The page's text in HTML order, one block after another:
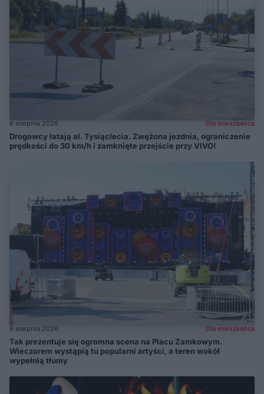
8 sierpnia 2026 Dla mieszkańca
Drogowcy łatają al. Tysiąclecia. Zwężona jezdnia, ograniczenie
prędkości do 30 km/h i zamknięte przejście przy VIVO!
8 sierpnia 2026 Dla mieszkańca
Tak prezentuje się ogromna scena na Placu Zamkowym.
Wieczorem wystąpią tu popularni artyści, a teren wokół
wypełnią tłumy